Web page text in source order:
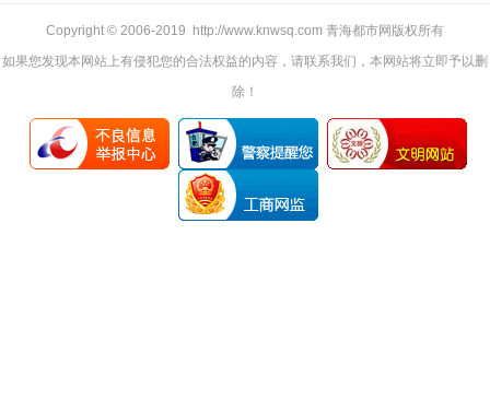
Copyright © 2006-2019 http://www.knwsq.com 青海都市网版权所有
如果您发现本网站上有侵犯您的合法权益的内容，请联系我们，本网站将立即予以删
除！